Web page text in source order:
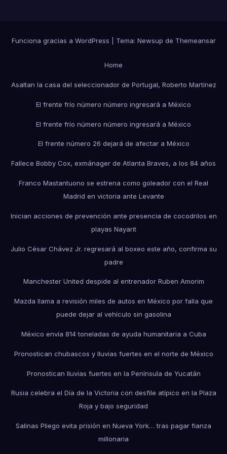
Funciona gracias a WordPress Tema: Newsup de Themeansar
Home
Asaltan la casa del seleccionador de Portugal, Roberto Martínez
El frente frío número número ingresará a México
El frente frío número número ingresará a México
El frente número 26 dejará de afectar a México
Fallece Bobby Cox, exmánager de Atlanta Braves, a los 84 años
Franco Mastantuono se estrena como goleador con el Real
Madrid en victoria ante Levante
Inician acciones de prevención ante presencia de cocodrilos en
playas Nayarit
Julio César Chávez Jr. regresará al boxeo este año, confirma su
padre
Manchester United despide al entrenador Ruben Amorim
Mazda llama a revisión miles de autos en México por falla que
puede dejar al vehículo sin gasolina
México envía 814 toneladas de ayuda humanitaria a Cuba
Pronostican chubascos y lluvias fuertes en el norte de México
Pronostican lluvias fuertes en la Península de Yucatán
Rusia celebra el Día de la Victoria con desfile atípico en la Plaza
Roja y bajo seguridad
Salinas Pliego evita prisión en Nueva York… tras pagar fianza
millonaria